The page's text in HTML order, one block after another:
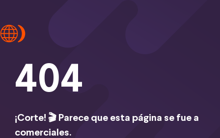
404
¡Corte! 🎬 Parece que esta página se fue a
comerciales.